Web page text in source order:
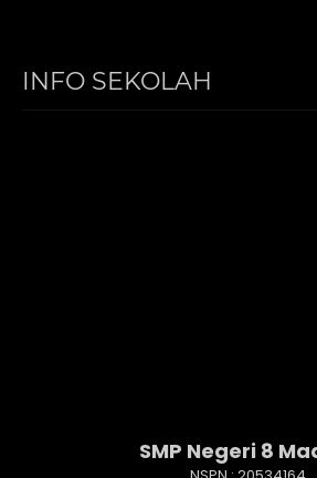
INFO SEKOLAH
SMP Negeri 8